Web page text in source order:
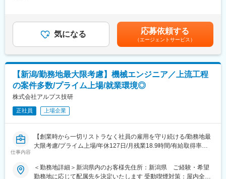
・経営層・事業責任者への課題ヒアリング
・人件費構造やオペレーションの分析
・多店舗展開に向けた導入戦略づくり
■ポジションの魅力
・日本の労働力不足という“社会構造的課題”に向き合える
・ユーザー数1,000万人超の社会インフラを自ら成長させる経験が
できる
・急成長フェーズで、自分の仕事が事業の成長に直結する
・新規領域（物流・小売DX・Fintechなど）の拡大に関わる機会
が大きい
・経営レベルの課題解決スキルが身につく
・年齢・年次関係なくリーダー・マネージャーに抜擢される機会
■業務詳細：
仕様整理や図面・回路の確認、評価計画の検討、測定データの整
理・解析を行い、動作確認や不具合要因の切り分けまで担当しま
す。評価を通じて製品理解を深めながら、設計補助や技術資料作
成にも携わります。顧客や先輩との調整で要点を整理して説明す
る場面があり、新しい技術の調査や知識吸収を継続する姿勢が求
められます。評価結果を論理的にまとめ、上流へステップアップ
できるよう支援が受けられる環境です。
周りの先輩社員からしっかりサポートしてもらえる環境です！
【安定した経営基盤】
上黒字経営◎
【エンジニアとしてのスキルアップ】
安の金額であり、選考を通じて上下する可能性があります。月給
(月額)は固定手当を含めた表記です。
気になる 応募依頼する
（エージェントサービス）
【新潟/勤務地最大限考慮】機械エンジニア／上流工程
の案件多数/プライム上場/就業環境◎
株式会社アルプス技研
正社員 上場企業
仕事内容
【創業時から一切リストラなく社員の雇用を守り続ける/勤務地最
大限考慮/プライム上場/年休127日/月残業18.9時間/有給取得率
100％)】
＜勤務地詳細＞新潟県内のお客様先住所：新潟県 ご経験・希望
勤務地に応じて配属先を決定いたします 受動喫煙対策：屋内全面